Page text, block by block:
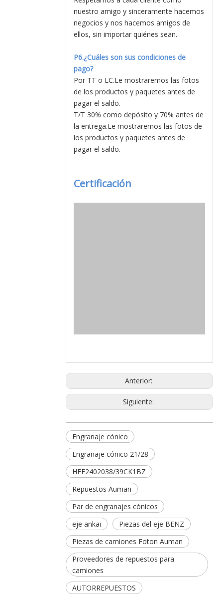
nuestro amigo y sinceramente hacemos
negocios y nos hacemos amigos de
ellos, sin importar quiénes sean.
P6.¿Cuáles son sus condiciones de
pago?
Por TT o LC.Le mostraremos las fotos
de los productos y paquetes antes de
pagar el saldo.
T/T 30% como depósito y 70% antes de
la entrega.Le mostraremos las fotos de
los productos y paquetes antes de
pagar el saldo.
Certificación
Anterior:
Siguiente:
Engranaje cónico
Engranaje cónico 21/28
HFF2402038/39CK1BZ
Repuestos Auman
Par de engranajes cónicos
eje ankai
Piezas del eje BENZ
Piezas de camiones Foton Auman
Proveedores de repuestos para
camiones
AUTORREPUESTOS